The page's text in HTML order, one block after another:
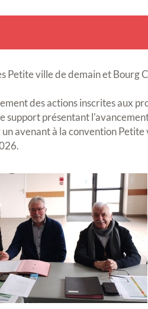
Petite ville de demain et Bourg
des actions inscrites aux
support présentant
avenant à la convention